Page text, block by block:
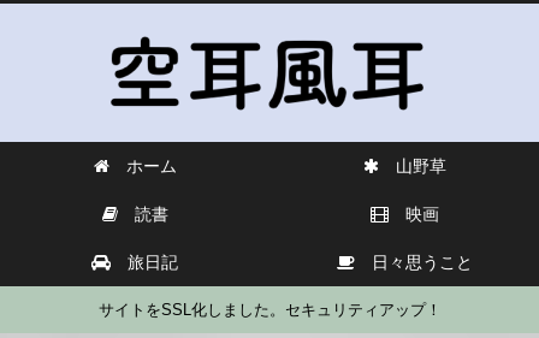
ホーム 山野草
読書 映画
旅日記 日々思うこと
サイトをSSL化しました。セキュリティアップ！